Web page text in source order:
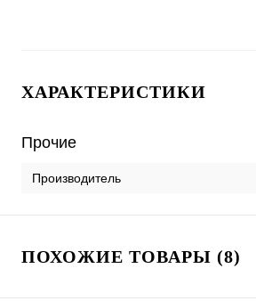
ХАРАКТЕРИСТИКИ
Прочие
Производитель
ПОХОЖИЕ ТОВАРЫ (8)